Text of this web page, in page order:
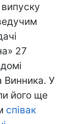
27
Винника. У
його ще
співак